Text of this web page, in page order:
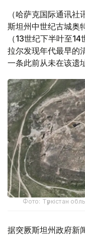
（哈萨克国际通讯
斯坦州中世纪古城奥
（13世纪下半叶至
拉尔发现年代最早的
一条此前从未在该遗
Фото: Түркістан
据突厥斯坦州政府新